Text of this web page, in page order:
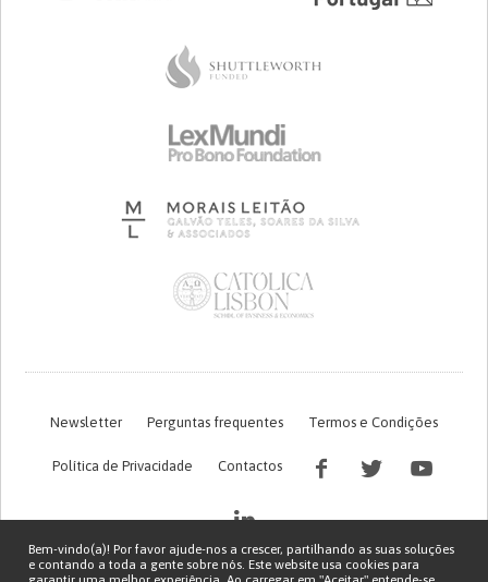
Newsletter Perguntas frequentes Termos e Condições
Política de Privacidade Contactos
Bem-vindo(a)! Por favor ajude-nos a crescer, partilhando as suas soluções
e contando a toda a gente sobre nós. Este website usa cookies para